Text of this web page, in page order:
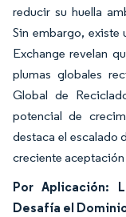
reducir su huella
Sin embargo, existe
Exchange revelan
plumas globales
Global de
potencial de
destaca el escalado
creciente
Por Aplicación:
Desafía el